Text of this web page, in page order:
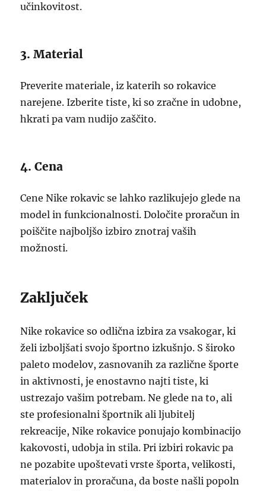
učinkovitost.
3. Material
Preverite materiale, iz katerih so rokavice
narejene. Izberite tiste, ki so zračne in udobne,
hkrati pa vam nudijo zaščito.
4. Cena
Cene Nike rokavic se lahko razlikujejo glede na
model in funkcionalnosti. Določite proračun in
poiščite najboljšo izbiro znotraj vaših
možnosti.
Zaključek
Nike rokavice so odlična izbira za vsakogar, ki
želi izboljšati svojo športno izkušnjo. S široko
paleto modelov, zasnovanih za različne športe
in aktivnosti, je enostavno najti tiste, ki
ustrezajo vašim potrebam. Ne glede na to, ali
ste profesionalni športnik ali ljubitelj
rekreacije, Nike rokavice ponujajo kombinacijo
kakovosti, udobja in stila. Pri izbiri rokavic pa
ne pozabite upoštevati vrste športa, velikosti,
materialov in proračuna, da boste našli popoln